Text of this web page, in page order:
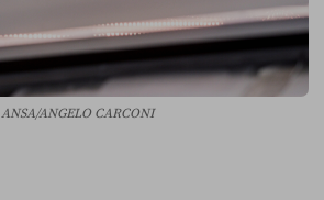
ANSA/ANGELO CARCONI